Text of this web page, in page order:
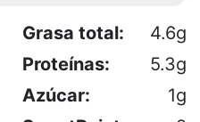
Grasa total:
4.6g
Proteínas:
5.3g
Azúcar:
1g